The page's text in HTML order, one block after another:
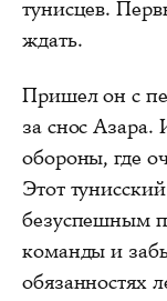
тунисцев.
ждать.
Пришел он с
за снос Азара.
обороны, где
Этот
безуспешным
команды и
обязанностях